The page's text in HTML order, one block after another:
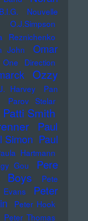
Nouvelle
O.J.Simpson
Reznichenko
John
Omar
One Direction
Ozzy
Harvey
Pan
Parov Stelar
Patti Smith
Paul
Simon Paul
Hartmann
Gou
Pere
Boys
Pete
Evans
Peter
Peter Hook
Peter Thomas